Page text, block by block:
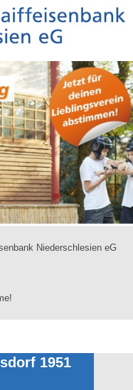
Niederschlesien eG
1951